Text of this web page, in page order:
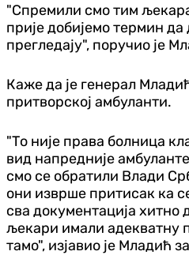
"Спремили смо тим
прије добијемо термин да
прегледају", поручио је
Каже да је генерал
притворској амбуланти.
"То није права болница
вид напредније
смо се обратили Влади
они изврше притисак ка
сва документација хитно
љекари имали адекватну
тамо", изјавио је Младић